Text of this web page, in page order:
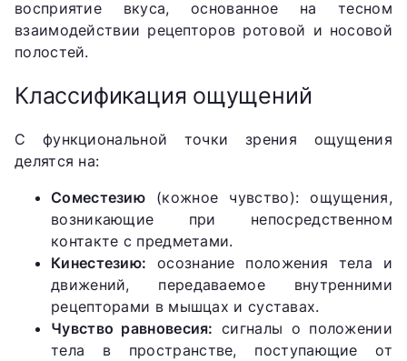
восприятие вкуса, основанное на тесном
взаимодействии рецепторов ротовой и носовой
полостей.
Классификация ощущений
С функциональной точки зрения ощущения
делятся на:
Соместезию (кожное чувство): ощущения,
возникающие при непосредственном
контакте с предметами.
Кинестезию: осознание положения тела и
движений, передаваемое внутренними
рецепторами в мышцах и суставах.
Чувство равновесия: сигналы о положении
тела в пространстве, поступающие от